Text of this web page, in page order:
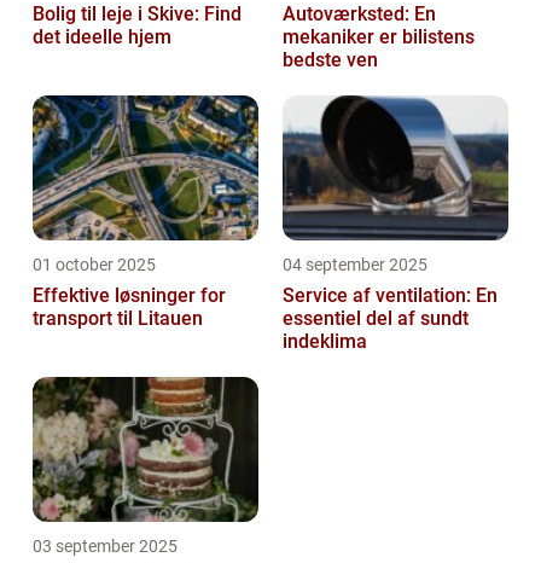
Bolig til leje i Skive: Find
det ideelle hjem
Autoværksted: En
mekaniker er bilistens
bedste ven
01 october 2025
Effektive løsninger for
transport til Litauen
04 september 2025
Service af ventilation: En
essentiel del af sundt
indeklima
03 september 2025